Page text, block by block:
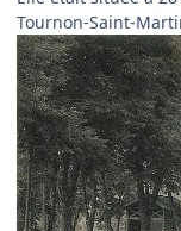
Tournon-Saint-